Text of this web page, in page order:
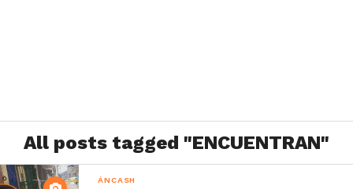
All posts tagged "ENCUENTRAN"
ÁNCASH